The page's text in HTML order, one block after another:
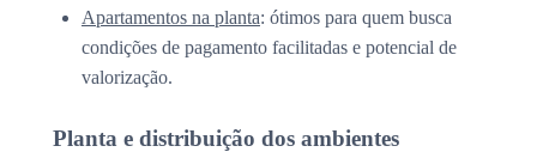
Apartamentos na planta: ótimos para quem busca
condições de pagamento facilitadas e potencial de
valorização.
Planta e distribuição dos ambientes